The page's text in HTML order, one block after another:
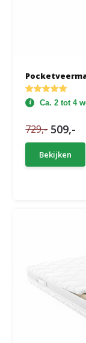
Ca. 2 tot 4
729,- 509,-
Bekijken